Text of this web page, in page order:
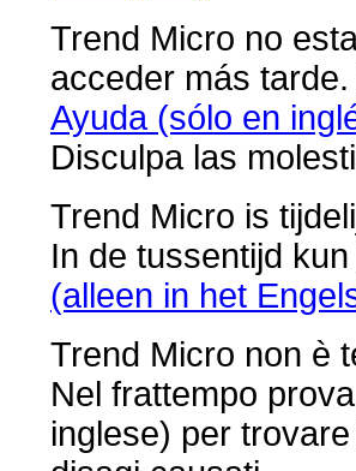
Trend Micro no
acceder más
Ayuda (sólo en
Disculpa las
Trend Micro is
In de tussentijd
(alleen in het
Trend Micro non è
Nel frattempo
inglese) per